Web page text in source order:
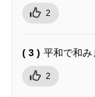
2
( 3 ) 平和で和み
2